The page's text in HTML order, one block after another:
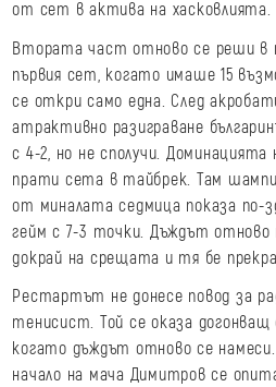
от сет в актива на хасковлията.
Втората част отново се реши в
първия сет, когато имаше 15
се откри само една. След
атрактивно разиграване
с 4-2, но не сполучи.
прати сета в тайбрек. Там
от миналата седмица показа по-
гейм с 7-3 точки. Дъждът отново
докрай на срещата и тя бе
Рестартът не донесе повод за
тенисист. Той се оказа догонващ
когато дъждът отново се
начало на мача Димитров се